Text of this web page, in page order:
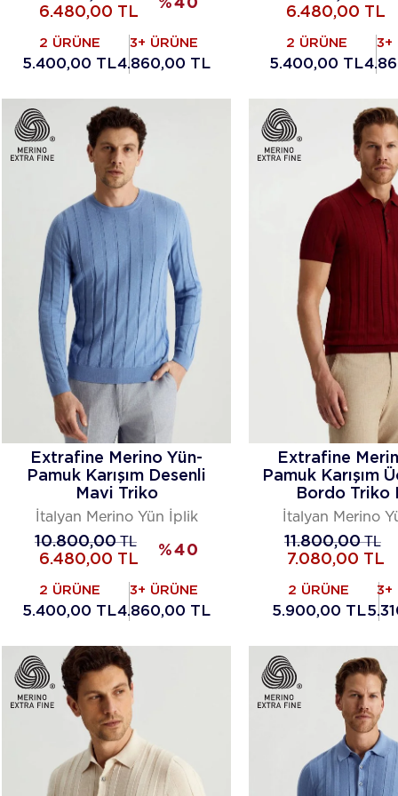
6.480,00 TL
%40
2 ÜRÜNE
5.400,00 TL
3+ ÜRÜNE
4.860,00 TL
6.480,00 TL
2 ÜRÜNE
5.400,00 TL
3+
Extrafine Merino Yün-
Pamuk Karışım Desenli
Mavi Triko
İtalyan Merino Yün İplik
10.800,00TL
6.480,00 TL
%40
2 ÜRÜNE
5.400,00 TL
3+ ÜRÜNE
4.860,00 TL
Extrafine
Pamuk Karışım
Bordo Triko
İtalyan Merino
11.800,00TL
7.080,00 TL
2 ÜRÜNE
5.900,00 TL
3+